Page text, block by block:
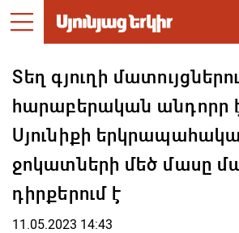
Տեղ գյուղի
հարաբերական անդորր
Սյունիքի
ջոկատների մեծ մասը
դիրքերում է
11.05.2023 14:43